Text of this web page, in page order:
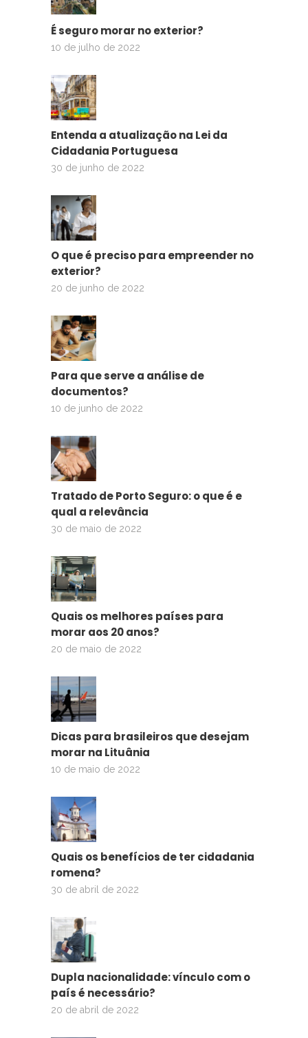
É seguro morar no exterior?
10 de julho de 2022
Entenda a atualização na Lei da
Cidadania Portuguesa
30 de junho de 2022
O que é preciso para empreender no
exterior?
20 de junho de 2022
Para que serve a análise de
documentos?
10 de junho de 2022
Tratado de Porto Seguro: o que é e
qual a relevância
30 de maio de 2022
Quais os melhores países para
morar aos 20 anos?
20 de maio de 2022
Dicas para brasileiros que desejam
morar na Lituânia
10 de maio de 2022
Quais os benefícios de ter cidadania
romena?
30 de abril de 2022
Dupla nacionalidade: vínculo com o
país é necessário?
20 de abril de 2022